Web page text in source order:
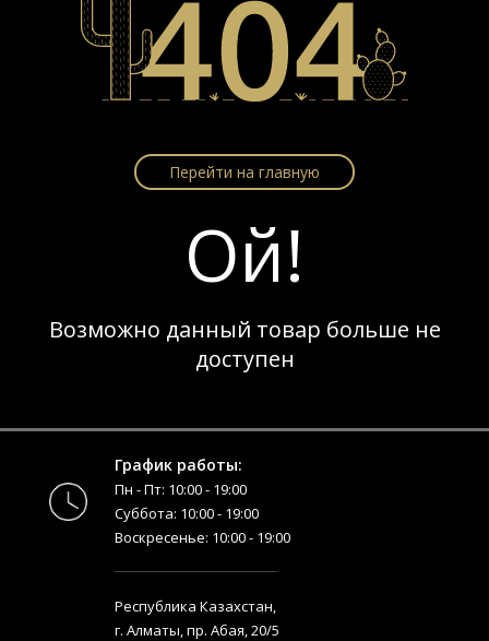
Перейти на главную
Ой!
Возможно данный товар больше не
доступен
График работы:
Пн - Пт: 10:00 - 19:00
Суббота: 10:00 - 19:00
Воскресенье: 10:00 - 19:00
Республика Казахстан,
г. Алматы, пр. Абая, 20/5